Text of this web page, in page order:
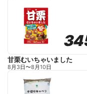
甘栗むいちゃいました
8月3日〜8月10日